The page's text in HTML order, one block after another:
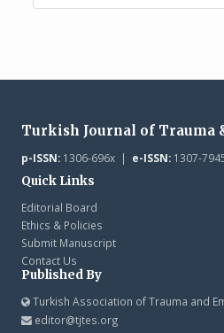
Turkish Journal of Trauma
p-ISSN:1306-696x | e-ISSN:1307-
Quick Links
Editorial Board
Ethics & Policies
Submit Manuscript
Contact Us
Published By
Turkish Association of Trauma and
editor@tjtes.org